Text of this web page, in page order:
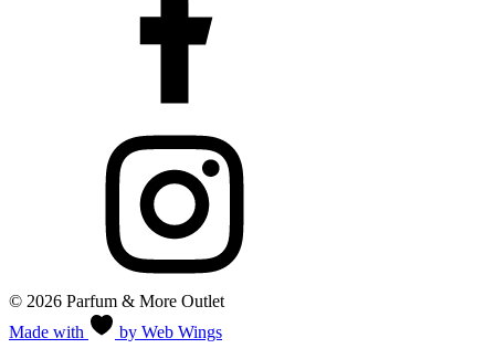
© 2026 Parfum & More Outlet
Made with
by Web Wings